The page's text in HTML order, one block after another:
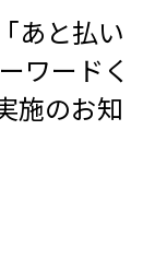
あと払い
ワードく
施のお知